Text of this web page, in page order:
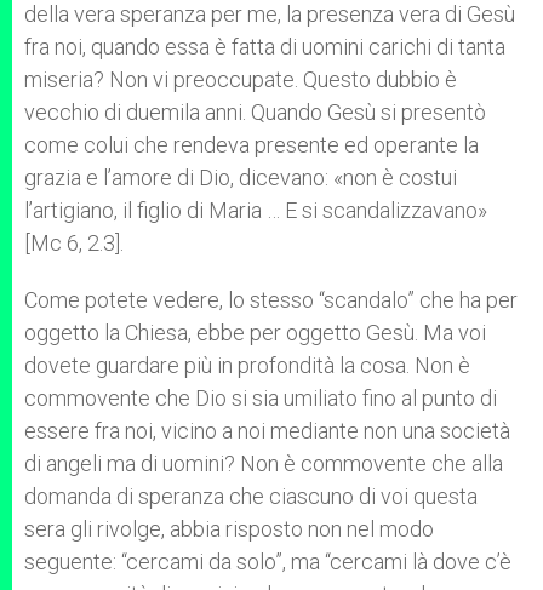
della vera speranza per me, la presenza vera di Gesù
fra noi, quando essa è fatta di uomini carichi di tanta
miseria? Non vi preoccupate. Questo dubbio è
vecchio di duemila anni. Quando Gesù si presentò
come colui che rendeva presente ed operante la
grazia e l’amore di Dio, dicevano: «non è costui
l’artigiano, il figlio di Maria … E si scandalizzavano»
[Mc 6, 2.3].
Come potete vedere, lo stesso “scandalo” che ha per
oggetto la Chiesa, ebbe per oggetto Gesù. Ma voi
dovete guardare più in profondità la cosa. Non è
commovente che Dio si sia umiliato fino al punto di
essere fra noi, vicino a noi mediante non una società
di angeli ma di uomini? Non è commovente che alla
domanda di speranza che ciascuno di voi questa
sera gli rivolge, abbia risposto non nel modo
seguente: “cercami da solo”, ma “cercami là dove c’è